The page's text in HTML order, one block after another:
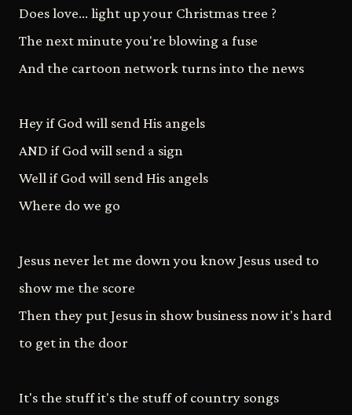
Does love... light up your Christmas tree ?
The next minute you're blowing a fuse
And the cartoon network turns into the news
Hey if God will send His angels
AND if God will send a sign
Well if God will send His angels
Where do we go
Jesus never let me down you know Jesus used to
show me the score
Then they put Jesus in show business now it's hard
to get in the door
It's the stuff it's the stuff of country songs